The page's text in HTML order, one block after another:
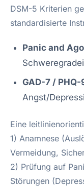
DSM-5 Kriterien
standardisierte
Panic and
GAD-7 / PHQ-
Angst/
Eine
1) Anamnese
Vermeidung,
2) Prüfung auf
Störungen